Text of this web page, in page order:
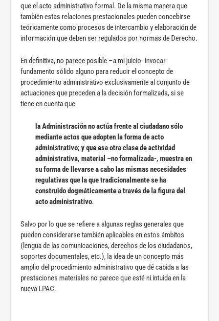
que el acto administrativo formal. De la misma manera que
también estas relaciones prestacionales pueden concebirse
teóricamente como procesos de intercambio y elaboración de
información que deben ser regulados por normas de Derecho.
En definitiva, no parece posible –a mi juicio- invocar
fundamento sólido alguno para reducir el concepto de
procedimiento administrativo exclusivamente al conjunto de
actuaciones que preceden a la decisión formalizada, si se
tiene en cuenta que
la Administración no actúa frente al ciudadano sólo
mediante actos que adopten la forma de acto
administrativo; y que esa otra clase de actividad
administrativa, material –no formalizada-, muestra en
su forma de llevarse a cabo las mismas necesidades
regulativas que la que tradicionalmente se ha
construido dogmáticamente a través de la figura del
acto administrativo.
Salvo por lo que se refiere a algunas reglas generales que
pueden considerarse también aplicables en estos ámbitos
(lengua de las comunicaciones, derechos de los ciudadanos,
soportes documentales, etc.), la idea de un concepto más
amplio del procedimiento administrativo que dé cabida a las
prestaciones materiales no parece que esté ni intuida en la
nueva LPAC.